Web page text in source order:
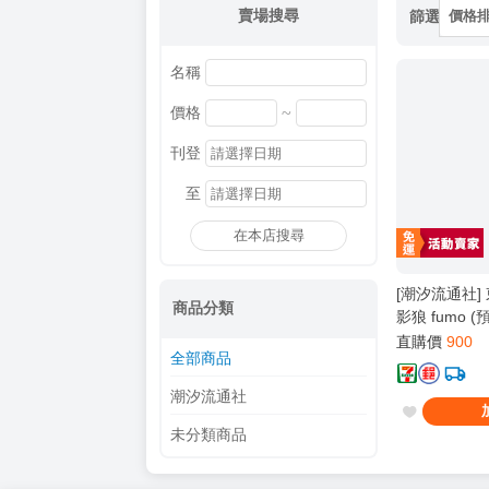
賣場搜尋
名稱
價格 ~
刊登
至
在本店搜尋
商品分類
全部商品
潮汐流通社
未分類商品
篩選 價格
[潮汐流通社]
影狼 fumo (
直購價 900